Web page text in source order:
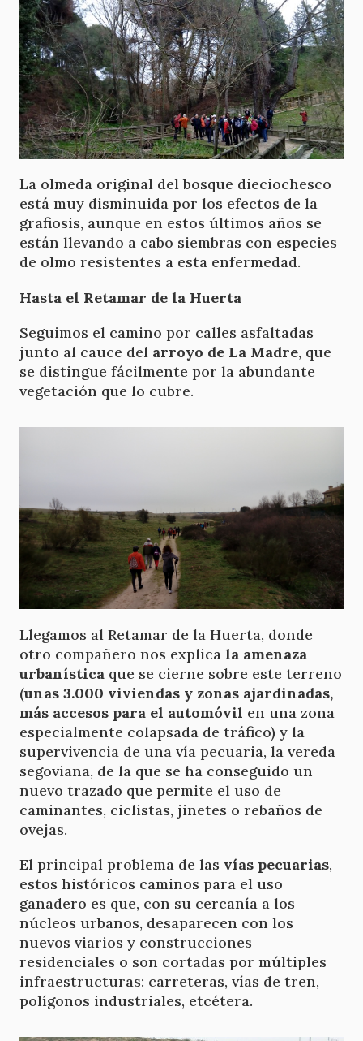
La olmeda original del bosque dieciochesco
está muy disminuida por los efectos de la
grafiosis, aunque en estos últimos años se
están llevando a cabo siembras con especies
de olmo resistentes a esta enfermedad.
Hasta el Retamar de la Huerta
Seguimos el camino por calles asfaltadas
junto al cauce del arroyo de La Madre, que
se distingue fácilmente por la abundante
vegetación que lo cubre.
Llegamos al Retamar de la Huerta, donde
otro compañero nos explica la amenaza
urbanística que se cierne sobre este terreno
(unas 3.000 viviendas y zonas ajardinadas,
más accesos para el automóvil en una zona
especialmente colapsada de tráfico) y la
supervivencia de una vía pecuaria, la vereda
segoviana, de la que se ha conseguido un
nuevo trazado que permite el uso de
caminantes, ciclistas, jinetes o rebaños de
ovejas.
El principal problema de las vías pecuarias,
estos históricos caminos para el uso
ganadero es que, con su cercanía a los
núcleos urbanos, desaparecen con los
nuevos viarios y construcciones
residenciales o son cortadas por múltiples
infraestructuras: carreteras, vías de tren,
polígonos industriales, etcétera.